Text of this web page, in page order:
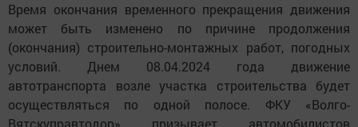
Время окончания временного прекращения движения
может быть изменено по причине продолжения
(окончания) строительно-монтажных работ, погодных
условий. Днем 08.04.2024 года движение
автотранспорта возле участка строительства будет
осуществляться по одной полосе. ФКУ «Волго-